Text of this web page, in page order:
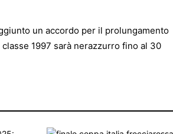
un accordo per il prolungamento
1997 sarà nerazzurro fino al 30